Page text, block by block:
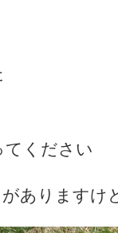
てください
ありますけ